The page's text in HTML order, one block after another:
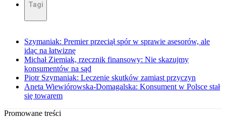
Tagi
Szymaniak: Premier przeciął spór w sprawie asesorów, ale
idąc na łatwiznę
Michał Ziemiak, rzecznik finansowy: Nie skazujmy
konsumentów na sąd
Piotr Szymaniak: Leczenie skutków zamiast przyczyn
Aneta Wiewiórowska-Domagalska: Konsument w Polsce stał
się towarem
Promowane treści